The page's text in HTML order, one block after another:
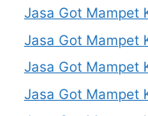
Jasa Got Mampet
Jasa Got Mampet
Jasa Got Mampet
Jasa Got Mampet